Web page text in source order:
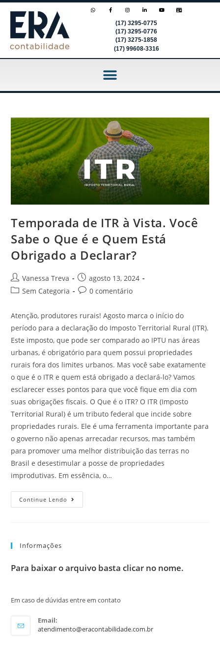
(17) 3295-0775
(17) 3295-0776
(17) 3275-1858
(17) 99608-3316
Temporada de ITR à Vista. Você
Sabe o Que é e Quem Está
Obrigado a Declarar?
Vanessa Treva
agosto 13, 2024
Sem Categoria
0 comentário
Atenção, produtores rurais! Agosto marca o início do
período para a declaração do Imposto Territorial Rural (ITR).
Este imposto, que pode ser comparado ao IPTU nas áreas
urbanas, é obrigatório para quem possui propriedades
rurais fora dos limites urbanos. Mas você sabe exatamente
o que é o ITR e quem está obrigado a declará-lo? Vamos
esclarecer esses pontos para que você fique em dia com
suas obrigações fiscais. O Que é o ITR? O ITR (Imposto
Territorial Rural) é um tributo federal que incide sobre
propriedades rurais. Ele é uma ferramenta importante para
o governo não apenas arrecadar recursos, mas também
para promover uma melhor distribuição das terras no
Brasil e desestimular a posse de propriedades
improdutivas. Em essência, o…
Continue Lendo
Informações
Para baixar o arquivo basta clicar no nome.
Em caso de dúvidas entre em contato
Email:
atendimento@eracontabilidade.com.br